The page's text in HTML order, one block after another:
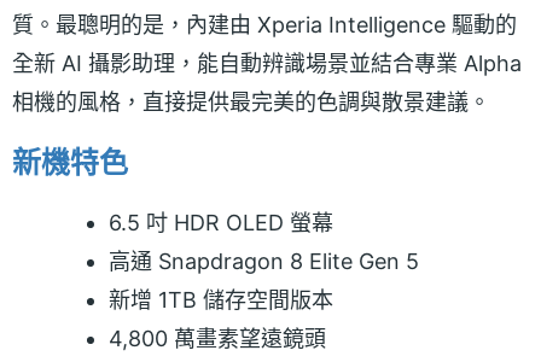
質。最聰明的是，內建由 Xperia Intelligence 驅動的
全新 AI 攝影助理，能自動辨識場景並結合專業 Alpha
相機的風格，直接提供最完美的色調與散景建議。
新機特色
6.5 吋 HDR OLED 螢幕
高通 Snapdragon 8 Elite Gen 5
新增 1TB 儲存空間版本
4,800 萬畫素望遠鏡頭